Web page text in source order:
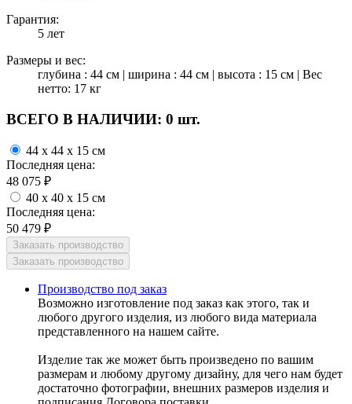
Гарантия:
5 лет
Размеры и вес:
глубина : 44 см | ширина : 44 см | высота : 15 см | Вес
нетто: 17 кг
ВСЕГО В НАЛИЧИИ: 0 шт.
44 x 44 x 15 см
Последняя цена:
48 075 ₽
40 x 40 x 15 см
Последняя цена:
50 479 ₽
Производство под заказ
Возможно изготовление под заказ как этого, так и
любого другого изделия, из любого вида материала
представленного на нашем сайте.
Изделие так же может быть произведено по вашим
размерам и любому другому дизайну, для чего нам будет
достаточно фотографии, внешних размеров изделия и